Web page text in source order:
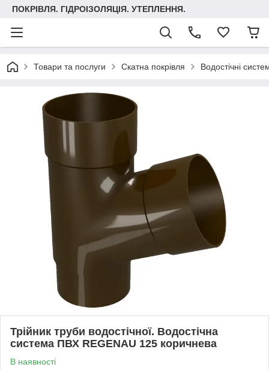
ПОКРІВЛЯ. ГІДРОІЗОЛЯЦІЯ. УТЕПЛЕННЯ.
Товари та послуги Скатна покрівля Водостічні
Трійник труби водостічної. Водостічна
система ПВХ REGENAU 125 коричнева
В наявності